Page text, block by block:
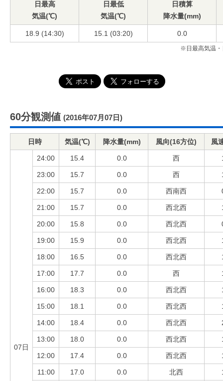
日最高
気温(℃)
日最低
気温(℃)
日積算
降水量(mm)
18.9 (14:30) 15.1 (03:20) 0.0
※日最高気温・
60分観測値 (2016年07月07日)
日時 気温(℃) 降水量(mm) 風向(16方位) 風
07日
24:00 15.4 0.0 西
23:00 15.7 0.0 西
22:00 15.7 0.0 西南西
21:00 15.7 0.0 西北西
20:00 15.8 0.0 西北西
19:00 15.9 0.0 西北西
18:00 16.5 0.0 西北西
17:00 17.7 0.0 西
16:00 18.3 0.0 西北西
15:00 18.1 0.0 西北西
14:00 18.4 0.0 西北西
13:00 18.0 0.0 西北西
12:00 17.4 0.0 西北西
11:00 17.0 0.0 北西